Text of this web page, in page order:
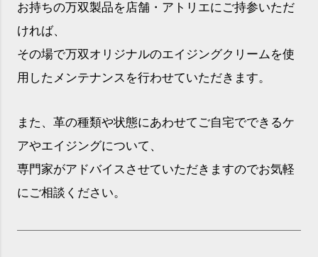
お持ちの万双製品を店舗・アトリエにご持参いただ
ければ、
その場で万双オリジナルのエイジングクリームを使
用したメンテナンスを行わせていただきます。
また、革の種類や状態にあわせてご自宅でできるケ
アやエイジングについて、
専門家がアドバイスさせていただきますのでお気軽
にご相談ください。